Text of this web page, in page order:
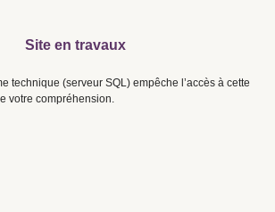
Site en travaux
technique (serveur SQL) empêche l’accès à cette
votre compréhension.